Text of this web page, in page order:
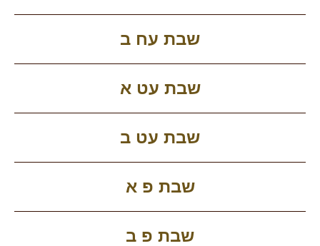
שבת עח ב
שבת עט א
שבת עט ב
שבת פ א
שבת פ ב